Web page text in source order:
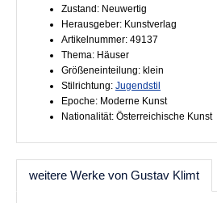
Zustand: Neuwertig
Herausgeber: Kunstverlag
Artikelnummer: 49137
Thema: Häuser
Größeneinteilung: klein
Stilrichtung: Jugendstil
Epoche: Moderne Kunst
Nationalität: Österreichische Kunst
weitere Werke von Gustav Klimt